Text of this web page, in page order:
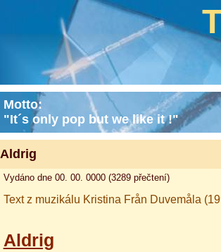
Motto:
"It´s only pop but we like it !"
Aldrig
Vydáno dne 00. 00. 0000 (3289 přečtení)
Text z muzikálu Kristina Från Duvemåla
Aldrig